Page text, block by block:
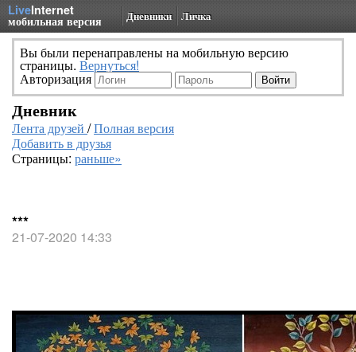
LiveInternet
мобильная версия Дневники Личка
Вы были перенаправлены на мобильную версию
страницы. Вернуться!
Авторизация
Дневник
Лента друзей /Полная версия
Добавить в друзья
Страницы: раньше»
***
21-07-2020 14:33